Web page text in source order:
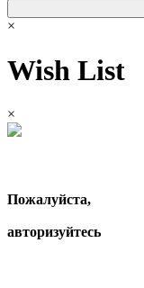
×
Wish List
×
Пожалуйста,
авторизуйтесь